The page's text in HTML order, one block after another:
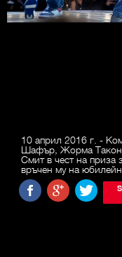
10 април 2016 г. -
Шафър, Жорма
Смит в чест на приза
връчен му на